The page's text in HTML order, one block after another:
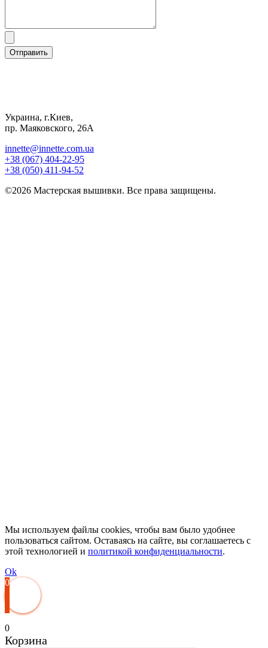
Отправить
Украина, г.Киев,
пр. Маяковского, 26А
innette@innette.com.ua
+38 (067) 404-22-95
+38 (050) 411-94-52
©2026 Мастерская вышивки. Все права защищены.
Мы используем файлы cookies, чтобы вам было удобнее
пользоваться сайтом. Оставаясь на сайте, вы соглашаетесь с
этой технологией и политикой конфиденциальности.
Ok
0
0
Корзина